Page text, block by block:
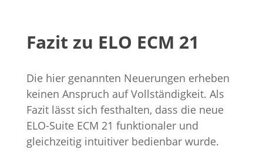
Fazit zu ELO ECM 21
Die hier genannten Neuerungen erheben
keinen Anspruch auf Vollständigkeit. Als
Fazit lässt sich festhalten, dass die neue
ELO-Suite ECM 21 funktionaler und
gleichzeitig intuitiver bedienbar wurde.